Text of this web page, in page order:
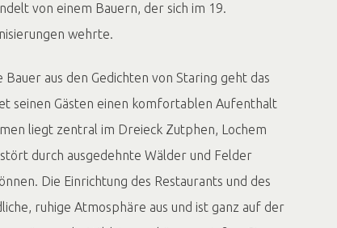
von einem Bauern, der sich im 19.
wehrte.
aus den Gedichten von Staring geht das
seinen Gästen einen komfortablen Aufenthalt
liegt zentral im Dreieck Zutphen, Lochem
durch ausgedehnte Wälder und Felder
Die Einrichtung des Restaurants und des
ruhige Atmosphäre aus und ist ganz auf der